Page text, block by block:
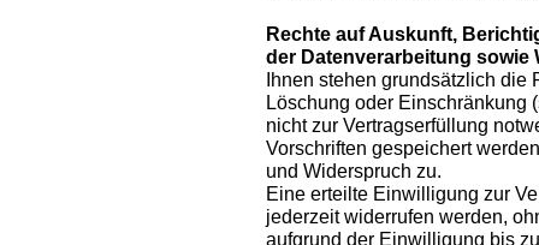
Rechte auf Auskunft,
der Datenverarbeitung sowie
Ihnen stehen grundsätzlich die
Löschung oder Einschränkung
nicht zur Vertragserfüllung
Vorschriften gespeichert
und Widerspruch zu.
Eine erteilte Einwilligung zur
jederzeit widerrufen werden,
aufgrund der Einwilligung bis